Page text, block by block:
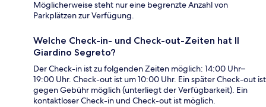
Möglicherweise steht nur eine begrenzte Anzahl von
Parkplätzen zur Verfügung.
Welche Check-in- und Check-out-Zeiten hat Il
Giardino Segreto?
Der Check-in ist zu folgenden Zeiten möglich: 14:00 Uhr–
19:00 Uhr. Check-out ist um 10:00 Uhr. Ein später Check-out ist
gegen Gebühr möglich (unterliegt der Verfügbarkeit). Ein
kontaktloser Check-in und Check-out ist möglich.